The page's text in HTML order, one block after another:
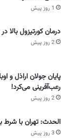
1 روز پیش
درمان کورتیزول بالا
2 روز پیش
پایان جولان اراذل و
رعب‌آفرینی می‌کرد!
2 روز پیش
الحدث: تهران با شرط
3 روز پیش